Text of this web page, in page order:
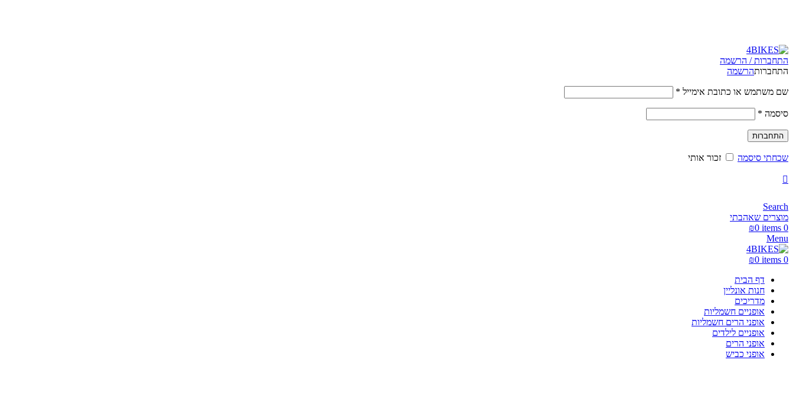
התחברות / הרשמה
התחברותהרשמה
שם משתמש או כתובת אימייל *
סיסמה *
התחברות
שכחתי סיסמה זכור אותי
Search
מוצרים שאהבתי
0
items
₪0
Menu
0
items
₪0
דף הבית
חנות אונליין
מדריכים
אופניים חשמליות
אופני הרים חשמליות
אופניים לילדים
אופני הרים
אופני כביש